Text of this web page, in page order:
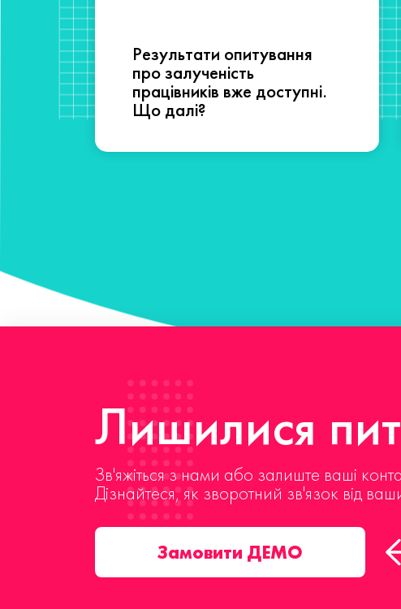
Результати опитування
про залученість
працівників вже доступні.
Що далі?
Лишилися
Зв'яжіться з нами або залиште ваші
Дізнайтеся, як зворотний зв'язок від
Замовити ДЕМО